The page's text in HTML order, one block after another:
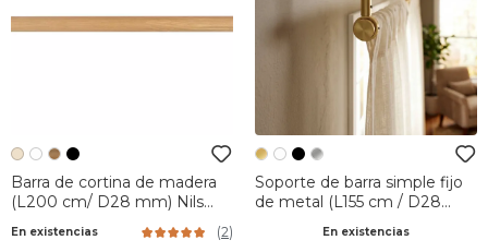
Barra de cortina de madera
(L200 cm/ D28 mm) Nils
En existencias (2)
Soporte de barra simple fijo
de metal (L155 cm / D28
En existencias